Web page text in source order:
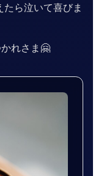
たら泣いて喜びま
れさま🤗